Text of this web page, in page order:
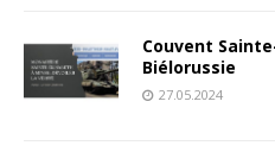
Couvent
Biélorussie
27.05.2024